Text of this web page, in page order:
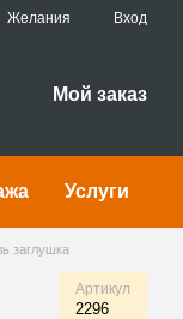
Желания Вход
Мой заказ
Услуги
заглушка
Артикул
2296